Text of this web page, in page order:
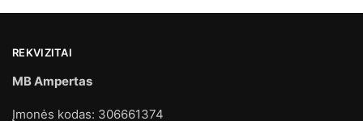
REKVIZITAI
MB Ampertas
Įmonės kodas: 306661374